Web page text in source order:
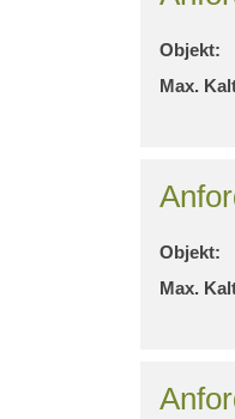
Objekt:
Max.
Objekt:
Max.